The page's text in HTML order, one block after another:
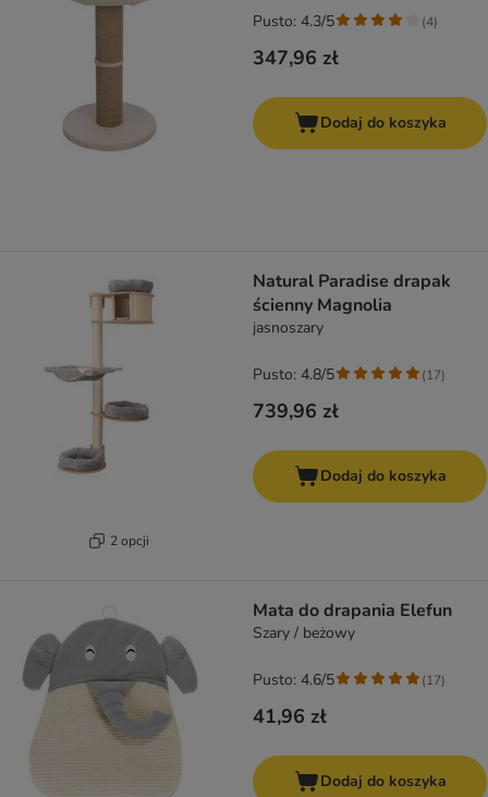
347,96 zł
Pusto: 4.3/5 (4)
Dodaj do koszyka
2 opcji
Natural Paradise drapak
ścienny Magnolia
jasnoszary
739,96 zł
Pusto: 4.8/5 (17)
Dodaj do koszyka
Mata do drapania Elefun
Szary / beżowy
41,96 zł
Pusto: 4.6/5 (17)
Dodaj do koszyka